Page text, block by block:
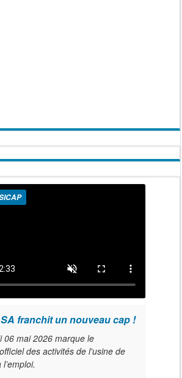
franchit un nouveau cap !
06 mai 2026 marque le
des activités de l'usine de